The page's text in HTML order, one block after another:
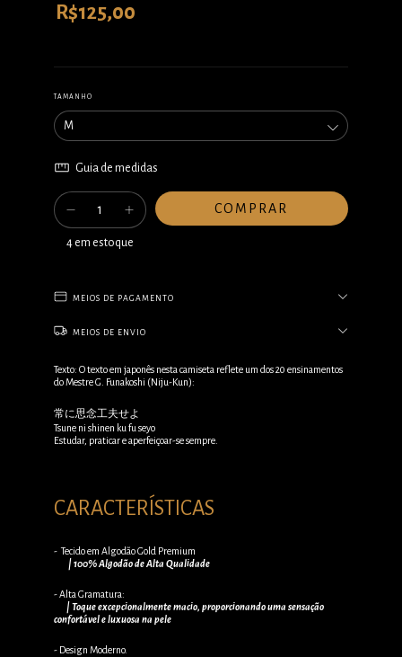
R$125,00
TAMANHO
Guia de medidas
4em estoque
MEIOS DE PAGAMENTO
MEIOS DE ENVIO
Texto: O texto em japonês nesta camiseta reflete um dos 20 ensinamentos
do Mestre G. Funakoshi (Niju-Kun):
常に思念工夫せよ
Tsune ni shinen ku fu seyo
Estudar, praticar e aperfeiçoar-se sempre.
CARACTERÍSTICAS
- Tecido em Algodão Gold Premium
| 100% Algodão de Alta Qualidade
- Alta Gramatura:
| Toque excepcionalmente macio, proporcionando uma sensação
confortável e luxuosa na pele
- Design Moderno.